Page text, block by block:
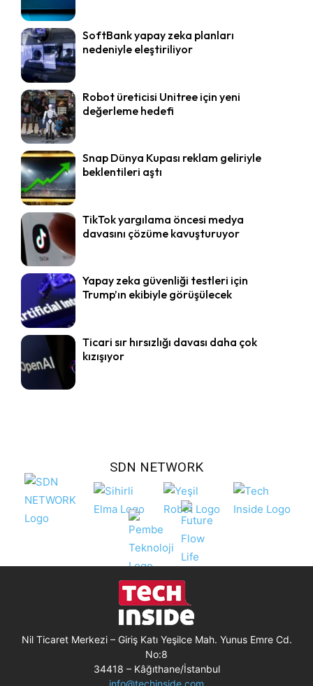
SoftBank yapay zeka planları
nedeniyle eleştiriliyor
Robot üreticisi Unitree için yeni
değerleme hedefi
Snap Dünya Kupası reklam geliriyle
beklentileri aştı
TikTok yargılama öncesi medya
davasını çözüme kavuşturuyor
Yapay zeka güvenliği testleri için
Trump’ın ekibiyle görüşülecek
Ticari sır hırsızlığı davası daha çok
kızışıyor
SDN NETWORK
Nil Ticaret Merkezi – Giriş Katı Yeşilce Mah. Yunus Emre Cd.
No:8
34418 – Kâğıthane/İstanbul
info@techinside.com